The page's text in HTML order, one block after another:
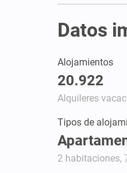
Datos
Alojamientos
20.922
Alquileres
Tipos de
2 habitaciones,